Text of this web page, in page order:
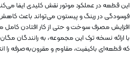
این قطعه در عملکرد موتور نقش کلیدی ایفا
فرسودگی در رینگ و پیستون می‌تواند باعث کاهش
افزایش مصرف سوخت و حتی از کار افتادن کامل
که قطعه‌ای باکیفیت، مقاوم و مقرون‌به‌صرفه را